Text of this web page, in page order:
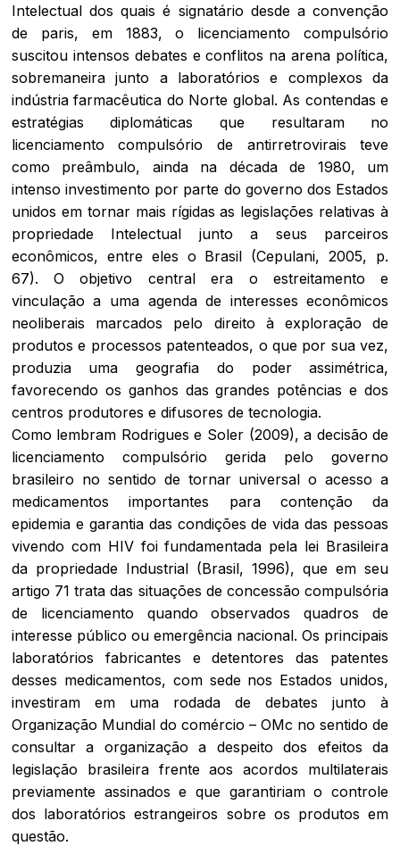
Intelectual dos quais é signatário desde a convenção
de paris, em 1883, o licenciamento compulsório
suscitou intensos debates e conflitos na arena política,
sobremaneira junto a laboratórios e complexos da
indústria farmacêutica do Norte global. As contendas e
estratégias diplomáticas que resultaram no
licenciamento compulsório de antirretrovirais teve
como preâmbulo, ainda na década de 1980, um
intenso investimento por parte do governo dos Estados
unidos em tornar mais rígidas as legislações relativas à
propriedade Intelectual junto a seus parceiros
econômicos, entre eles o Brasil (Cepulani, 2005, p.
67). O objetivo central era o estreitamento e
vinculação a uma agenda de interesses econômicos
neoliberais marcados pelo direito à exploração de
produtos e processos patenteados, o que por sua vez,
produzia uma geografia do poder assimétrica,
favorecendo os ganhos das grandes potências e dos
centros produtores e difusores de tecnologia.
Como lembram Rodrigues e Soler (2009), a decisão de
licenciamento compulsório gerida pelo governo
brasileiro no sentido de tornar universal o acesso a
medicamentos importantes para contenção da
epidemia e garantia das condições de vida das pessoas
vivendo com HIV foi fundamentada pela lei Brasileira
da propriedade Industrial (Brasil, 1996), que em seu
artigo 71 trata das situações de concessão compulsória
de licenciamento quando observados quadros de
interesse público ou emergência nacional. Os principais
laboratórios fabricantes e detentores das patentes
desses medicamentos, com sede nos Estados unidos,
investiram em uma rodada de debates junto à
Organização Mundial do comércio – OMc no sentido de
consultar a organização a despeito dos efeitos da
legislação brasileira frente aos acordos multilaterais
previamente assinados e que garantiriam o controle
dos laboratórios estrangeiros sobre os produtos em
questão.